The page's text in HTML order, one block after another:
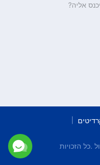
אליה?
.כל הזכויות